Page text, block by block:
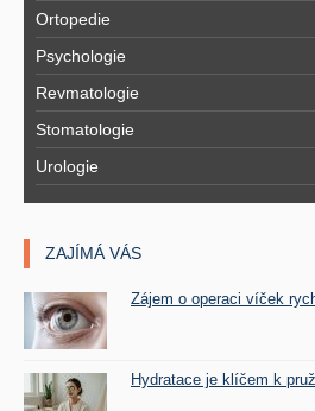
Ortopedie
Psychologie
Revmatologie
Stomatologie
Urologie
ZAJÍMÁ VÁS
Zájem o operaci víček
Hydratace je klíčem k